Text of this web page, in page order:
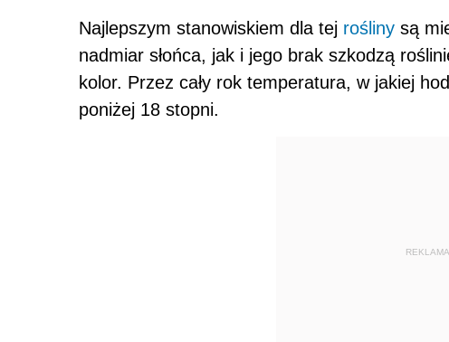
Najlepszym stanowiskiem dla tej rośliny są
nadmiar słońca, jak i jego brak szkodzą
kolor. Przez cały rok temperatura, w jakiej
poniżej 18 stopni.
REKLAMA